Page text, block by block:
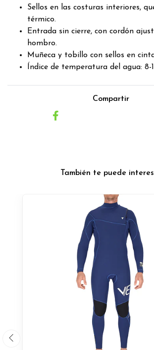
Sellos en las costuras interiores,
térmico.
Entrada sin cierre, con cordón
hombro.
Muñeca y tobillo con sellos en
Índice de temperatura del agua: 8-
Compartir
También te puede